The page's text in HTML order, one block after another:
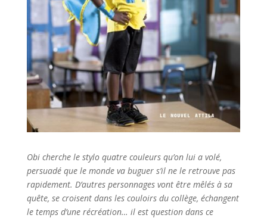
Obi cherche le stylo quatre couleurs qu’on lui a volé,
persuadé que le monde va buguer s’il ne le retrouve pas
rapidement. D’autres personnages vont être mêlés à sa
quête, se croisent dans les couloirs du collège, échangent
le temps d’une récréation… il est question dans ce